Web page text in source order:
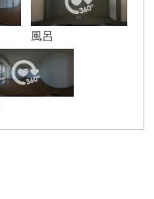
風呂